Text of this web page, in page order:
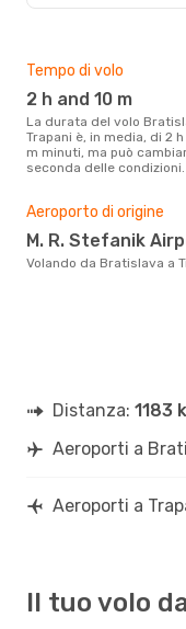
Tempo di volo
2 h and 10 m
La durata del volo Bratislava
Trapani è, in media, di 2 h
m minuti, ma può
seconda delle condizioni.
Aeroporto di origine
M. R. Stefanik
Volando da Bratislava a
Distanza: 1183
Aeroporti a
Aeroporti a
Il tuo volo